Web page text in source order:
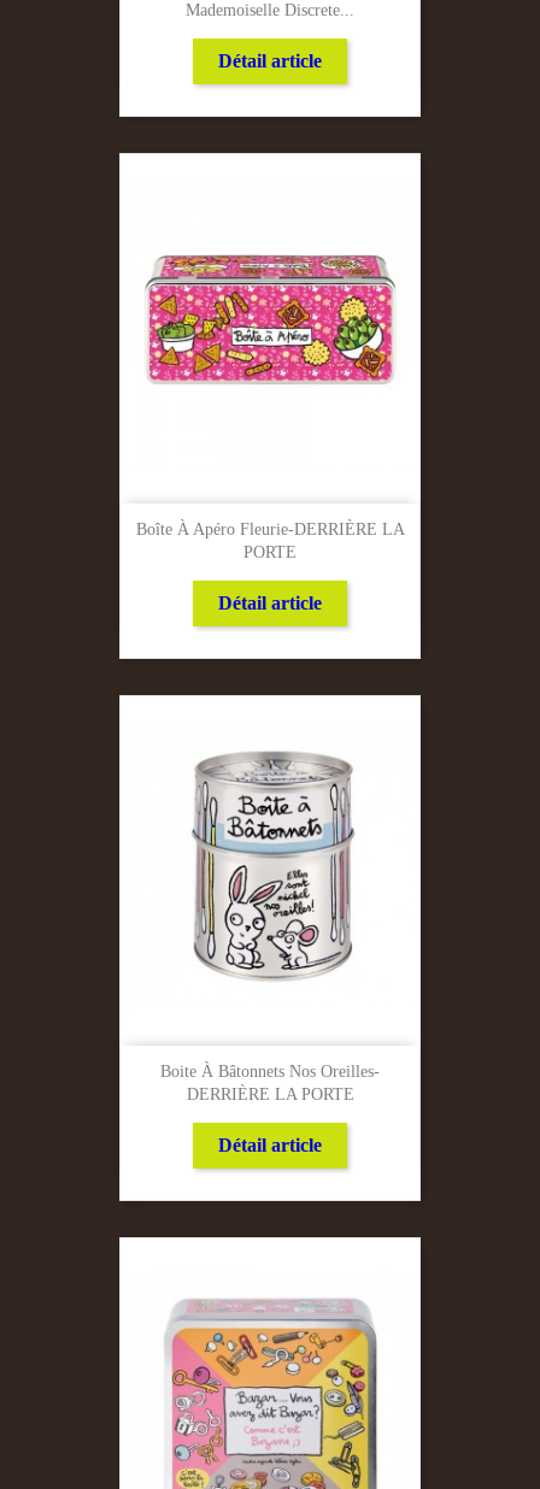
Mademoiselle Discrete...
Détail article
Boîte À Apéro Fleurie-DERRIÈRE LA
PORTE
Détail article
Boite À Bâtonnets Nos Oreilles-
DERRIÈRE LA PORTE
Détail article